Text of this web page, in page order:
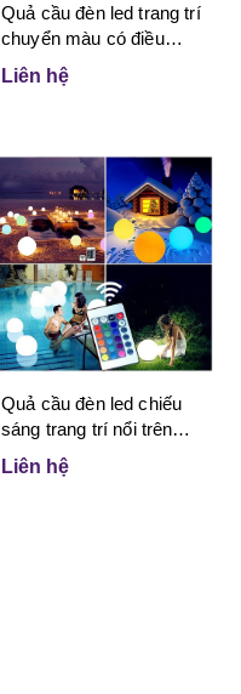
Quả cầu đèn led trang trí
chuyển màu có điều
khiển từ xa (50cm)
Liên hệ
Quả cầu đèn led chiếu
sáng trang trí nổi trên
nước (30cm)
Liên hệ